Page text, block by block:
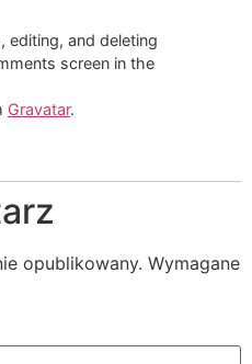
editing, and deleting
screen in the
Gravatar.
opublikowany. Wymagane